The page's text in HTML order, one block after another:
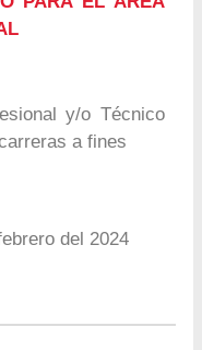
y/o Técnico
a fines
del 2024